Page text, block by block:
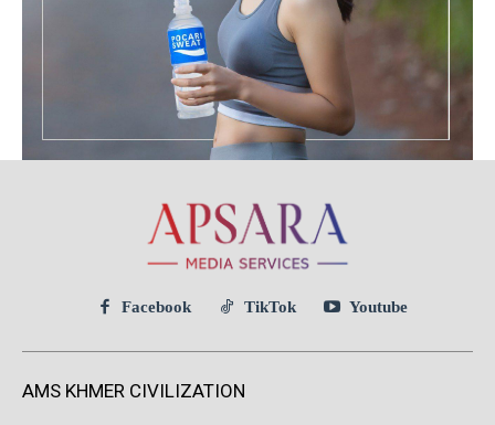
Facebook TikTok Youtube
AMS KHMER CIVILIZATION